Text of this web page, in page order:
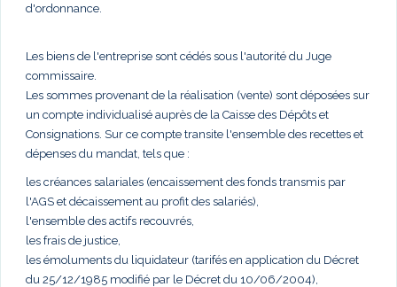
d'ordonnance.
Les biens de l'entreprise sont cédés sous l'autorité du Juge
commissaire.
Les sommes provenant de la réalisation (vente) sont déposées sur
un compte individualisé auprès de la Caisse des Dépôts et
Consignations. Sur ce compte transite l'ensemble des recettes et
dépenses du mandat, tels que :
les créances salariales (encaissement des fonds transmis par
l'AGS et décaissement au profit des salariés),
l'ensemble des actifs recouvrés,
les frais de justice,
les émoluments du liquidateur (tarifés en application du Décret
du 25/12/1985 modifié par le Décret du 10/06/2004),